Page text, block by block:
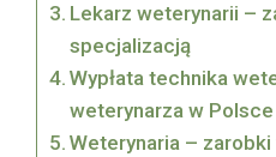
Lekarz weterynarii –
specjalizacją
Wypłata technika
weterynarza w Polsce
Weterynaria –